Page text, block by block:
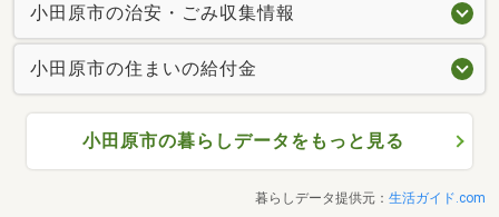
小田原市の治安・ごみ収集情報
小田原市の住まいの給付金
小田原市の暮らしデータをもっと見る
暮らしデータ提供元： 生活ガイド.com